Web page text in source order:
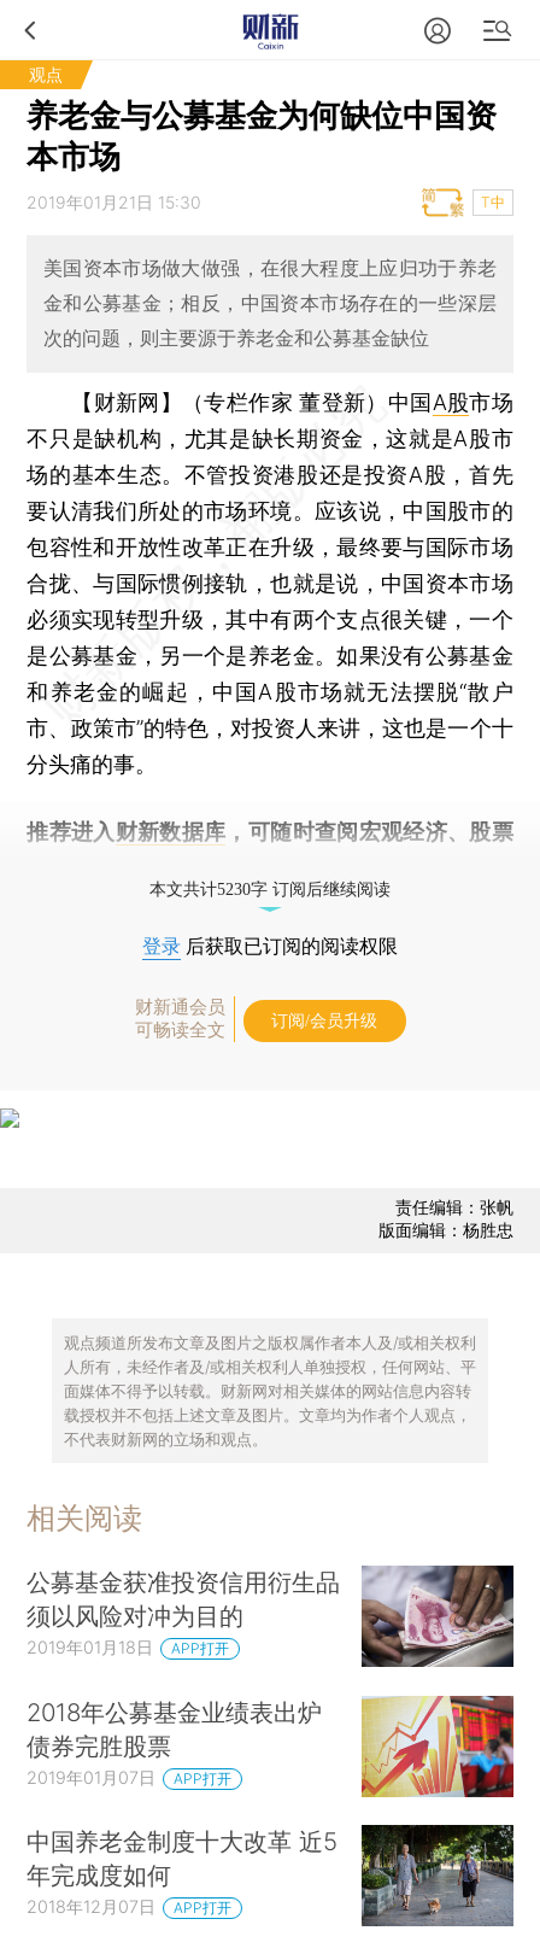
观点
养老金与公募基金为何缺位中国资
本市场
2019年01月21日 15:30 T中
美国资本市场做大做强，在很大程度上应归功于养老
金和公募基金；相反，中国资本市场存在的一些深层
次的问题，则主要源于养老金和公募基金缺位
【财新网】（专栏作家 董登新） 中国 A股市场
不只是缺机构，尤其是缺长期资金，这就是A股市
场的基本生态。不管投资港股还是投资A股，首先
要认清我们所处的市场环境。应该说，中国股市的
包容性和开放性改革正在升级，最终要与国际市场
合拢、与国际惯例接轨，也就是说，中国资本市场
必须实现转型升级，其中有两个支点很关键，一个
是公募基金，另一个是养老金。如果没有公募基金
和养老金的崛起，中国A股市场就无法摆脱“散户
市、政策市”的特色，对投资人来讲，这也是一个十
分头痛的事。
推荐进入 财新数据库 ，可随时查阅宏观经济、股票
本文共计5230字 订阅后继续阅读
登录 后获取已订阅的阅读权限
财新通会员
可畅读全文
订阅/会员升级
责任编辑：张帆
版面编辑：杨胜忠
观点频道所发布文章及图片之版权属作者本人及/或相关权利
人所有，未经作者及/或相关权利人单独授权，任何网站、平
面媒体不得予以转载。财新网对相关媒体的网站信息内容转
载授权并不包括上述文章及图片。文章均为作者个人观点，
不代表财新网的立场和观点。
相关阅读
公募基金获准投资信用衍生品
须以风险对冲为目的
2019年01月18日 APP打开
2018年公募基金业绩表出炉
债券完胜股票
2019年01月07日 APP打开
中国养老金制度十大改革 近5
年完成度如何
2018年12月07日 APP打开